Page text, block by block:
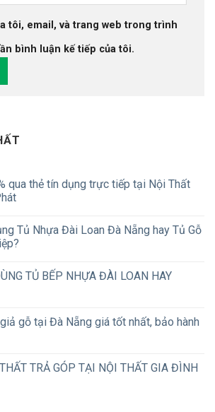
tôi, email, và trang web trong trình
bình luận kế tiếp của tôi.
qua thẻ tín dụng trực tiếp tại Nội Thất
Tủ Nhựa Đài Loan Đà Nẵng hay Tủ Gỗ
TỦ BẾP NHỰA ĐÀI LOAN HAY
gỗ tại Đà Nẵng giá tốt nhất, bảo hành
TRẢ GÓP TẠI NỘI THẤT GIA ĐÌNH